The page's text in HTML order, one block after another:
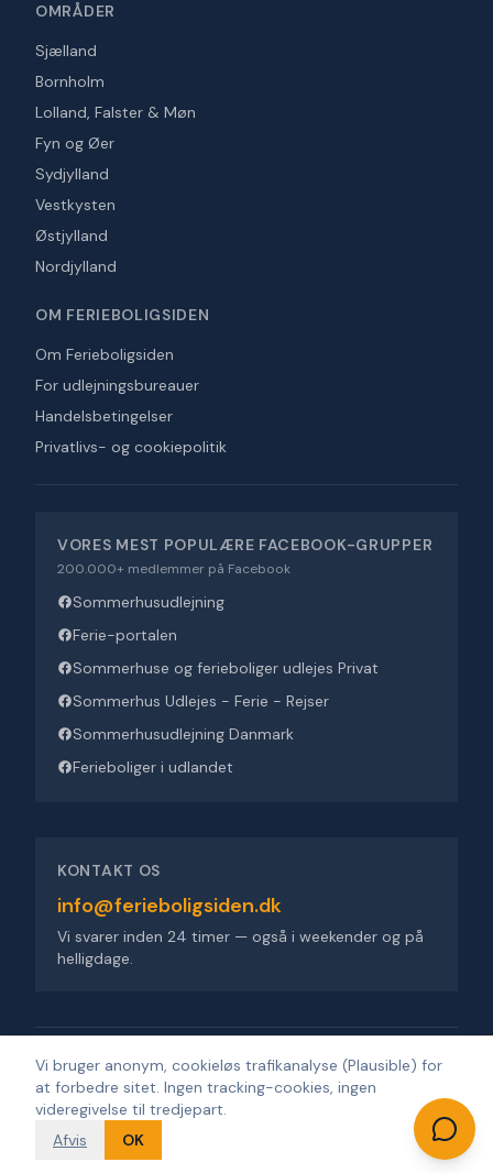
OMRÅDER
Sjælland
Bornholm
Lolland, Falster & Møn
Fyn og Øer
Sydjylland
Vestkysten
Østjylland
Nordjylland
OM FERIEBOLIGSIDEN
Om Ferieboligsiden
For udlejningsbureauer
Handelsbetingelser
Privatlivs- og cookiepolitik
VORES MEST POPULÆRE FACEBOOK-GRUPPER
200.000+ medlemmer på Facebook
Sommerhusudlejning
Ferie-portalen
Sommerhuse og ferieboliger udlejes Privat
Sommerhus Udlejes - Ferie - Rejser
Sommerhusudlejning Danmark
Ferieboliger i udlandet
KONTAKT OS
info@ferieboligsiden.dk
Vi svarer inden 24 timer — også i weekender og på
helligdage.
Ferieboligsiden ApS·Trigevej 9, 8382 Hinnerup ·CVR 36909676
© 2026Ferieboligsiden.Alle rettigheder forbeholdes.
Udviklet af
Design'R'us
Vi bruger anonym, cookieløs trafikanalyse (Plausible) for
at forbedre sitet. Ingen tracking-cookies, ingen
videregivelse til tredjepart.
Afvis
OK